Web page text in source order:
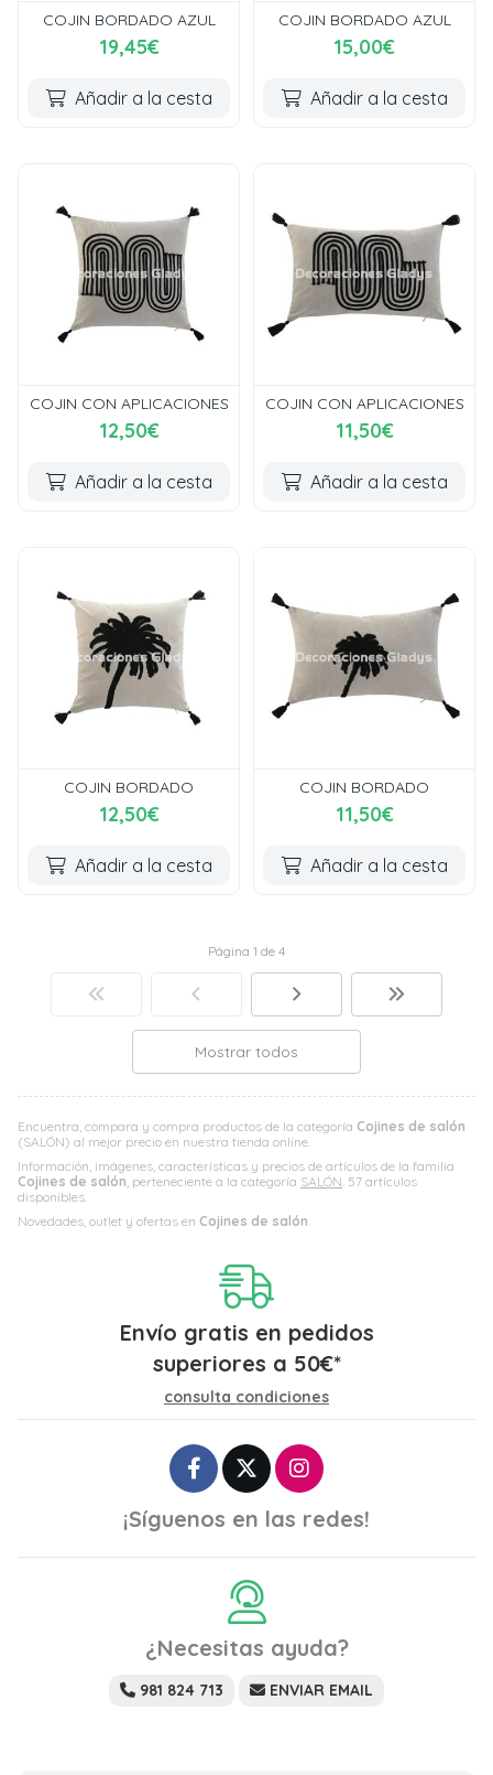
Encuentra, compara y compra productos de la categoría Cojines de salón
(SALÓN) al mejor precio en nuestra tienda online.
Información, imágenes, características y precios de artículos de la familia
Cojines de salón, perteneciente a la categoría SALÓN. 57 artículos
disponibles.
Novedades, outlet y ofertas en Cojines de salón.
COJIN BORDADO AZUL
19,45€
Añadir a la cesta
COJIN BORDADO AZUL
15,00€
Añadir a la cesta
COJIN CON APLICACIONES
12,50€
Añadir a la cesta
COJIN CON APLICACIONES
11,50€
Añadir a la cesta
COJIN BORDADO
12,50€
Añadir a la cesta
COJIN BORDADO
11,50€
Añadir a la cesta
Página 1 de 4
Mostrar todos
Envío gratis en pedidos
superiores a 50€*
consulta condiciones
¡Síguenos en las redes!
¿Necesitas ayuda?
981 824 713 ENVIAR EMAIL